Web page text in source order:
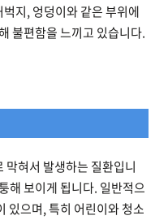
지, 엉덩이와 같은 부위에
불편함을 느끼고 있습니다.
막혀서 발생하는 질환입니
해 보이게 됩니다. 일반적으
있으며, 특히 어린이와 청소